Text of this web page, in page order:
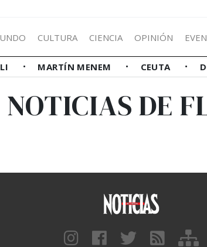
CULTURA CIENCIA OPINIÓN
MARTÍN MENEM CEUTA
NOTICIAS DE